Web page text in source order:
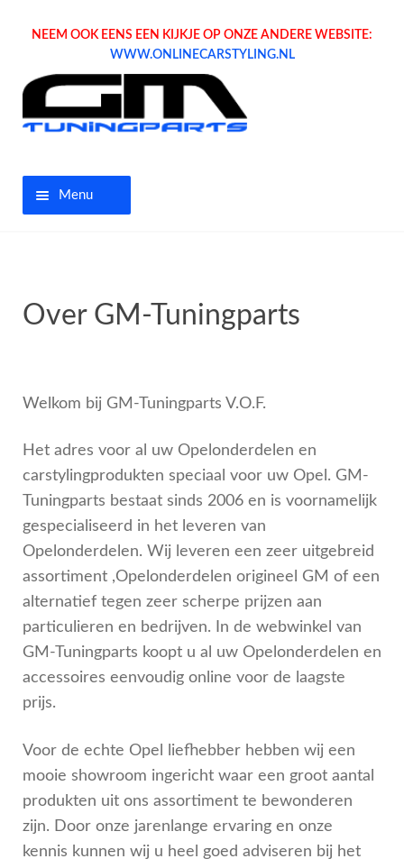
NEEM OOK EENS EEN KIJKJE OP ONZE ANDERE WEBSITE:
WWW.ONLINECARSTYLING.NL
Menu
Tuning parts
OPC Line
Bedrijfswagen parts
Contact
Inloggen / Registreren
Over GM-Tuningparts
Welkom bij GM-Tuningparts V.O.F.
Het adres voor al uw Opelonderdelen en
carstylingprodukten speciaal voor uw Opel. GM-
Tuningparts bestaat sinds 2006 en is voornamelijk
gespecialiseerd in het leveren van
Opelonderdelen. Wij leveren een zeer uitgebreid
assortiment ,Opelonderdelen origineel GM of een
alternatief tegen zeer scherpe prijzen aan
particulieren en bedrijven. In de webwinkel van
GM-Tuningparts koopt u al uw Opelonderdelen en
accessoires eenvoudig online voor de laagste
prijs.
Voor de echte Opel liefhebber hebben wij een
mooie showroom ingericht waar een groot aantal
produkten uit ons assortiment te bewonderen
zijn. Door onze jarenlange ervaring en onze
kennis kunnen wij u heel goed adviseren bij het